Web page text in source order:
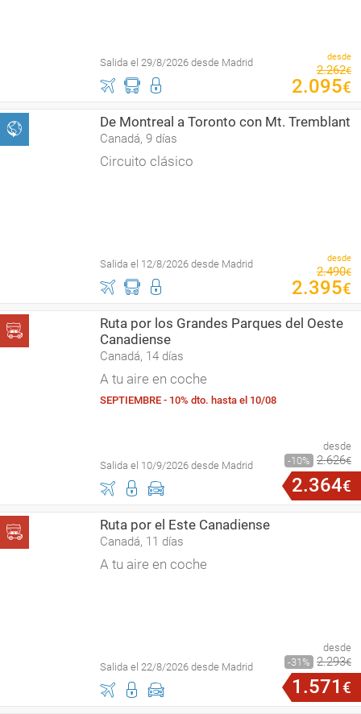
Salida el 29/8/2026 desde Madrid desde
2.262€
2.095€
De Montreal a Toronto con Mt. Tremblant
Canadá, 9 días
Circuito clásico
Salida el 12/8/2026 desde Madrid desde
2.490€
2.395€
Ruta por los Grandes Parques del Oeste
Canadiense
Canadá, 14 días
A tu aire en coche
SEPTIEMBRE - 10% dto. hasta el 10/08
Salida el 10/9/2026 desde Madrid
desde
10
2.626€
2.364€
Ruta por el Este Canadiense
Canadá, 11 días
A tu aire en coche
Salida el 22/8/2026 desde Madrid
desde
31
2.293€
1 .571 €